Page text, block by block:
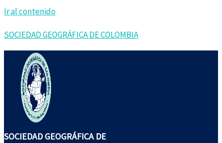
Ir al contenido
SOCIEDAD GEOGRÁFICA DE COLOMBIA
SOCIEDAD GEOGRÁFICA DE